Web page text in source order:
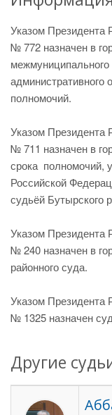
Указом Президента
№ 772 назначен в
межмуниципального
административного
полномочий.
Указом Президента
№ 711 назначен в
срока полномочий,
Российской
судьёй Бутырского
Указом Президента
№ 240 назначен в
районного суда.
Указом Президента
№ 1325 назначен
Другие